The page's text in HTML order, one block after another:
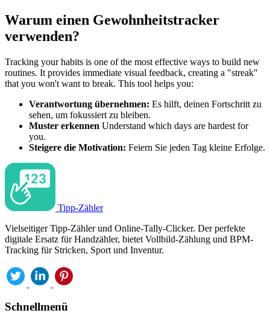
Warum einen Gewohnheitstracker
verwenden?
Tracking your habits is one of the most effective ways to build new
routines. It provides immediate visual feedback, creating a "streak"
that you won't want to break. This tool helps you:
Verantwortung übernehmen: Es hilft, deinen Fortschritt zu
sehen, um fokussiert zu bleiben.
Muster erkennen Understand which days are hardest for
you.
Steigere die Motivation: Feiern Sie jeden Tag kleine Erfolge.
Tipp-Zähler
Vielseitiger Tipp-Zähler und Online-Tally-Clicker. Der perfekte
digitale Ersatz für Handzähler, bietet Vollbild-Zählung und BPM-
Tracking für Stricken, Sport und Inventur.
Schnellmenü